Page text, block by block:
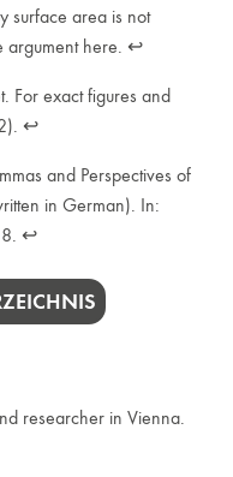
surface area is not
argument here. ↩︎
For exact figures and
↩︎
and Perspectives of
in German). In:
↩︎
researcher in Vienna.